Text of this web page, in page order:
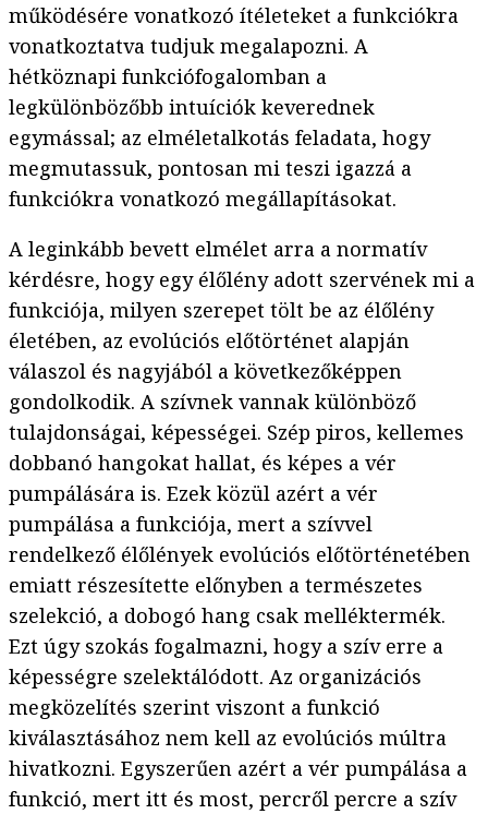
működésére vonatkozó ítéleteket a funkciókra
vonatkoztatva tudjuk megalapozni. A
hétköznapi funkciófogalomban a
legkülönbözőbb intuíciók keverednek
egymással; az elméletalkotás feladata, hogy
megmutassuk, pontosan mi teszi igazzá a
funkciókra vonatkozó megállapításokat.
A leginkább bevett elmélet arra a normatív
kérdésre, hogy egy élőlény adott szervének mi a
funkciója, milyen szerepet tölt be az élőlény
életében, az evolúciós előtörténet alapján
válaszol és nagyjából a következőképpen
gondolkodik. A szívnek vannak különböző
tulajdonságai, képességei. Szép piros, kellemes
dobbanó hangokat hallat, és képes a vér
pumpálására is. Ezek közül azért a vér
pumpálása a funkciója, mert a szívvel
rendelkező élőlények evolúciós előtörténetében
emiatt részesítette előnyben a természetes
szelekció, a dobogó hang csak melléktermék.
Ezt úgy szokás fogalmazni, hogy a szív erre a
képességre szelektálódott. Az organizációs
megközelítés szerint viszont a funkció
kiválasztásához nem kell az evolúciós múltra
hivatkozni. Egyszerűen azért a vér pumpálása a
funkció, mert itt és most, percről percre a szív